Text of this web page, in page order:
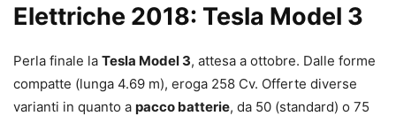
Elettriche 2018: Tesla Model 3
Perla finale la Tesla Model 3, attesa a ottobre. Dalle forme
compatte (lunga 4.69 m), eroga 258 Cv. Offerte diverse
varianti in quanto a pacco batterie, da 50 (standard) o 75